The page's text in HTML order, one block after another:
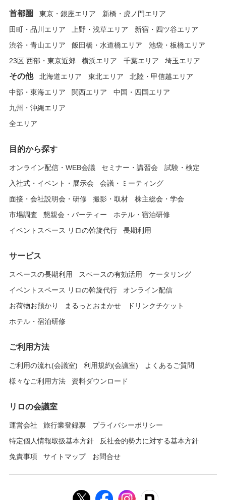
首都圏 東京・銀座エリア
新橋・虎ノ門エリア
田町・品川エリア
上野・浅草エリア
新宿・四ツ谷エリア
渋谷・青山エリア
飯田橋・水道橋エリア
池袋・板橋エリア
23区 西部・東京近郊
横浜エリア 千葉エリア 埼玉エリア
その他 北海道エリア 東北エリア
北陸・甲信越エリア
中部・東海エリア
関西エリア
中国・四国エリア
九州・沖縄エリア
全エリア
目的から探す
オンライン配信・WEB会議 セミナー・講習会
試験・検定
入社式・イベント・展示会
会議・ミーティング
面接・会社説明会・研修
撮影・取材
株主総会・学会
市場調査
懇親会・パーティー
ホテル・宿泊研修
イベントスペース リロの斡旋代行
長期利用
サービス
スペースの長期利用 スペースの有効活用
ケータリング
イベントスペース リロの斡旋代行
オンライン配信
お荷物お預かり
まるっとおまかせ
ドリンクチケット
ホテル・宿泊研修
ご利用方法
ご利用の流れ(会議室) 利用規約(会議室)
よくあるご質問
様々なご利用方法
資料ダウンロード
リロの会議室
運営会社 旅行業登録票
プライバシーポリシー
特定個人情報取扱基本方針
反社会的勢力に対する基本方針
免責事項
サイトマップ お問合せ